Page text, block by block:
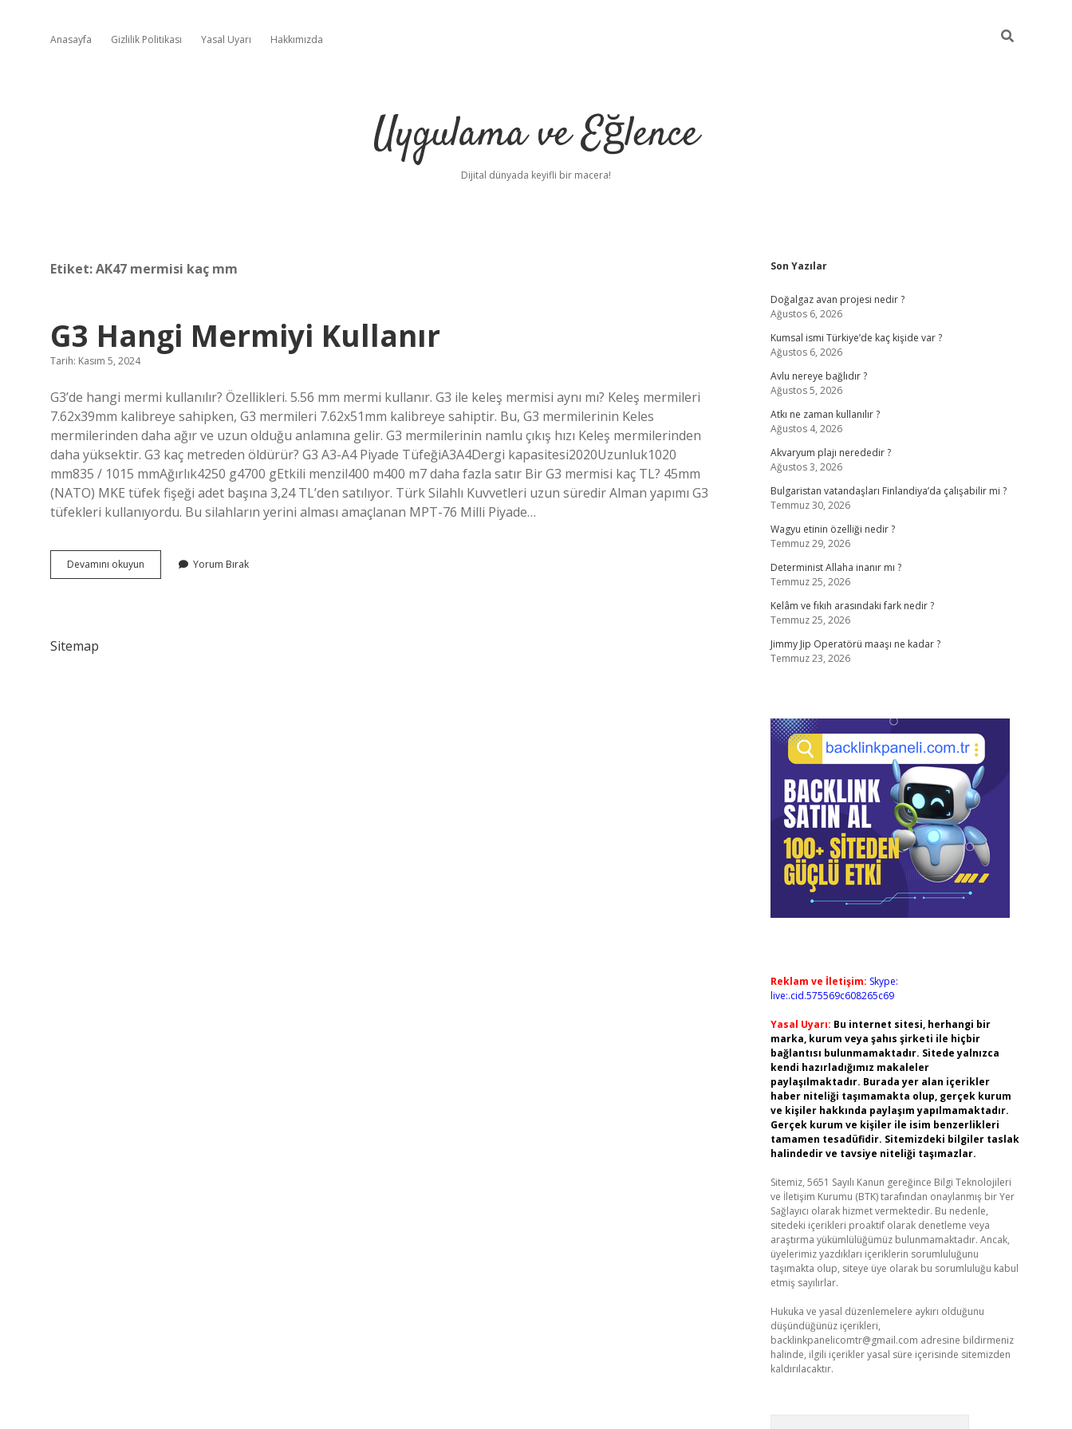
Anasayfa Gizlilik Politikası Yasal Uyarı Hakkımızda
Uygulama ve Eğlence
Dijital dünyada keyifli bir macera!
Etiket:AK47 mermisi kaç mm
G3 Hangi Mermiyi Kullanır
Tarih: Kasım 5, 2024
G3’de hangi mermi kullanılır? Özellikleri. 5.56 mm mermi kullanır. G3 ile keleş mermisi aynı mı? Keleş mermileri
7.62x39mm kalibreye sahipken, G3 mermileri 7.62x51mm kalibreye sahiptir. Bu, G3 mermilerinin Keles
mermilerinden daha ağır ve uzun olduğu anlamına gelir. G3 mermilerinin namlu çıkış hızı Keleş mermilerinden
daha yüksektir. G3 kaç metreden öldürür? G3 A3-A4 Piyade TüfeğiA3A4Dergi kapasitesi2020Uzunluk1020
mm835 / 1015 mmAğırlık4250 g4700 gEtkili menzil400 m400 m7 daha fazla satır Bir G3 mermisi kaç TL? 45mm
(NATO) MKE tüfek fişeği adet başına 3,24 TL’den satılıyor. Türk Silahlı Kuvvetleri uzun süredir Alman yapımı G3
tüfekleri kullanıyordu. Bu silahların yerini alması amaçlanan MPT-76 Milli Piyade…
Devamını okuyun
Hangi
Yorum Bırak
Sitemap
Sidebar
Son Yazılar
Doğalgaz avan projesi nedir ?
Ağustos 6, 2026
Kumsal ismi Türkiye’de kaç kişide var ?
Ağustos 6, 2026
Avlu nereye bağlıdır ?
Ağustos 5, 2026
Atkı ne zaman kullanılır ?
Ağustos 4, 2026
Akvaryum plajı nerededir ?
Ağustos 3, 2026
Bulgaristan vatandaşları Finlandiya’da çalışabilir mi ?
Temmuz 30, 2026
Wagyu etinin özelliği nedir ?
Temmuz 29, 2026
Determinist Allaha inanır mı ?
Temmuz 25, 2026
Kelâm ve fıkıh arasındaki fark nedir ?
Temmuz 25, 2026
Jimmy Jip Operatörü maaşı ne kadar ?
Temmuz 23, 2026
Reklam ve İletişim: Skype:
live:.cid.575569c608265c69
Yasal Uyarı: Bu internet sitesi, herhangi bir
marka, kurum veya şahıs şirketi ile hiçbir
bağlantısı bulunmamaktadır. Sitede yalnızca
kendi hazırladığımız makaleler
paylaşılmaktadır. Burada yer alan içerikler
haber niteliği taşımamakta olup, gerçek kurum
ve kişiler hakkında paylaşım yapılmamaktadır.
Gerçek kurum ve kişiler ile isim benzerlikleri
tamamen tesadüfidir. Sitemizdeki bilgiler taslak
halindedir ve tavsiye niteliği taşımazlar.
Sitemiz, 5651 Sayılı Kanun gereğince Bilgi Teknolojileri
ve İletişim Kurumu (BTK) tarafından onaylanmış bir Yer
Sağlayıcı olarak hizmet vermektedir. Bu nedenle,
sitedeki içerikleri proaktif olarak denetleme veya
araştırma yükümlülüğümüz bulunmamaktadır. Ancak,
üyelerimiz yazdıkları içeriklerin sorumluluğunu
taşımakta olup, siteye üye olarak bu sorumluluğu kabul
etmiş sayılırlar.
Hukuka ve yasal düzenlemelere aykırı olduğunu
düşündüğünüz içerikleri,
backlinkpanelicomtr@gmail.com adresine bildirmeniz
halinde, ilgili içerikler yasal süre içerisinde sitemizden
kaldırılacaktır.